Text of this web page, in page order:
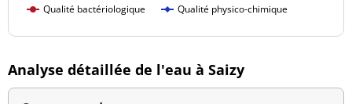
Qualité bactériologique Qualité physico-chimique
Analyse détaillée de l'eau à Saizy